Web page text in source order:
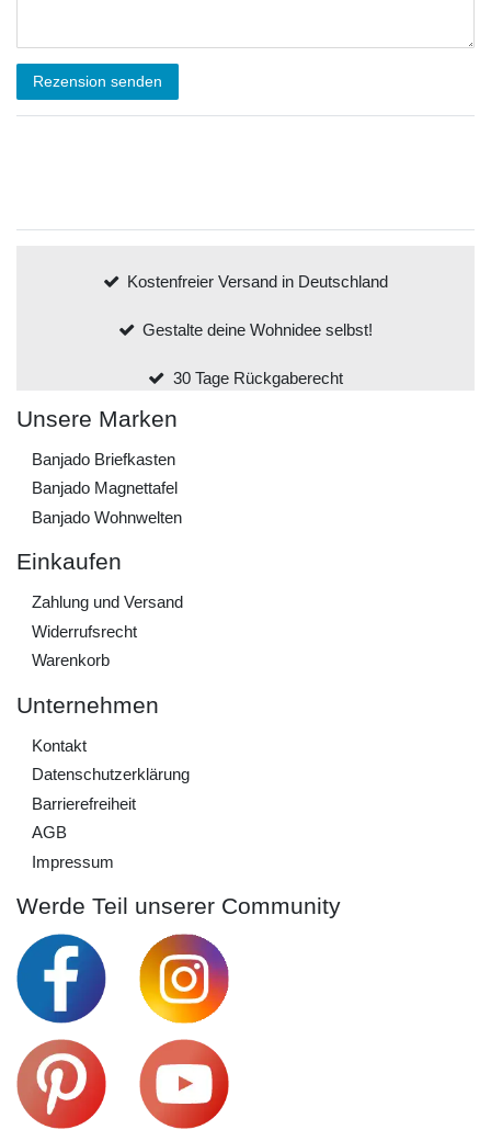
Rezension senden
Kostenfreier Versand in Deutschland
Gestalte deine Wohnidee selbst!
30 Tage Rückgaberecht
Unsere Marken
Banjado Briefkasten
Banjado Magnettafel
Banjado Wohnwelten
Einkaufen
Zahlung und Versand
Widerrufs­recht
Warenkorb
Unternehmen
Kontakt
Daten­schutz­erklärung
Barrierefreiheit
AGB
Impressum
Werde Teil unserer Community